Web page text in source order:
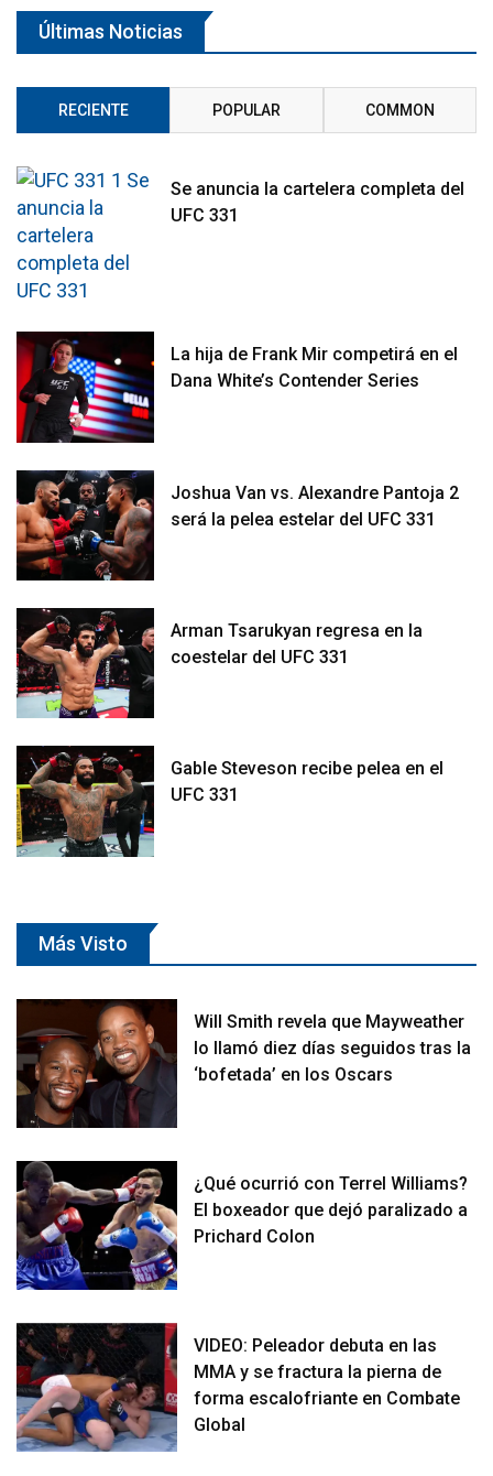
Últimas Noticias
RECIENTE POPULAR COMMON
Se anuncia la cartelera completa del
UFC 331
La hija de Frank Mir competirá en el
Dana White’s Contender Series
Joshua Van vs. Alexandre Pantoja 2
será la pelea estelar del UFC 331
Arman Tsarukyan regresa en la
coestelar del UFC 331
Gable Steveson recibe pelea en el
UFC 331
Más Visto
Will Smith revela que Mayweather
lo llamó diez días seguidos tras la
‘bofetada’ en los Oscars
¿Qué ocurrió con Terrel Williams?
El boxeador que dejó paralizado a
Prichard Colon
VIDEO: Peleador debuta en las
MMA y se fractura la pierna de
forma escalofriante en Combate
Global